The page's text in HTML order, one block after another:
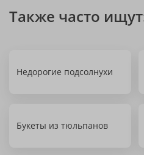
Также часто
Недорогие подсолнухи
Букеты из тюльпанов